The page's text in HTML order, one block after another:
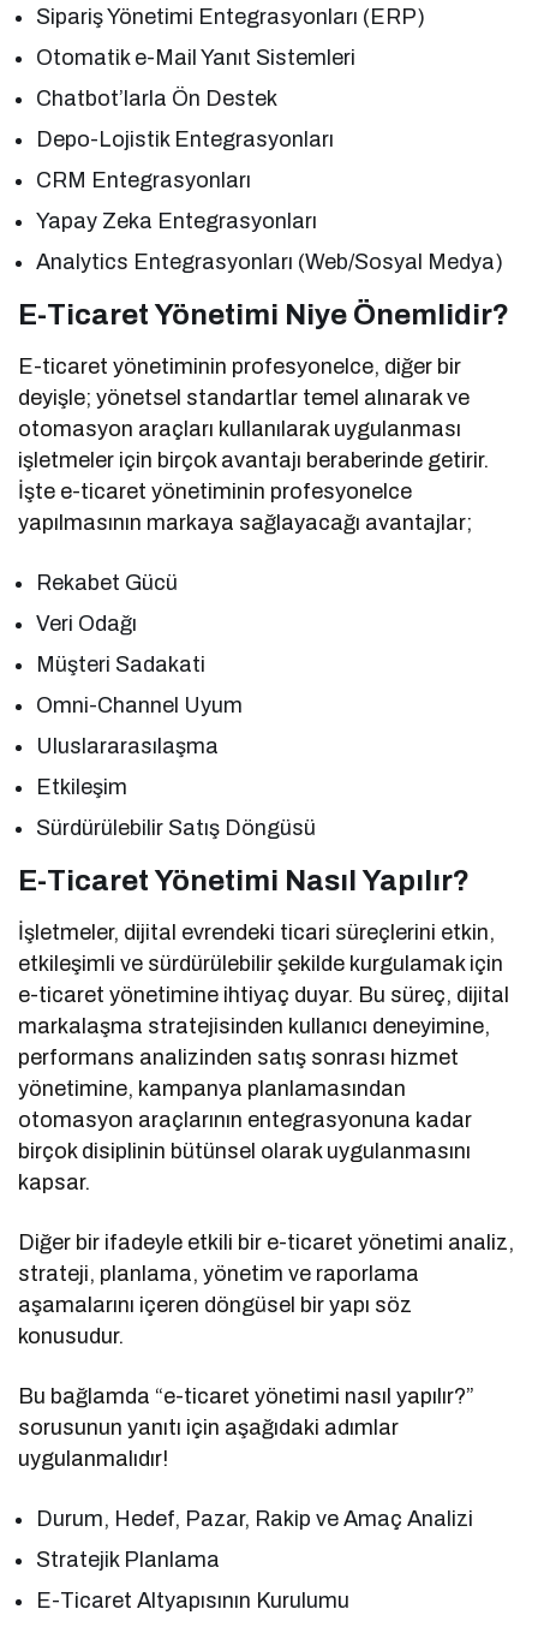
Sipariş Yönetimi Entegrasyonları (ERP)
Otomatik e-Mail Yanıt Sistemleri
Chatbot’larla Ön Destek
Depo-Lojistik Entegrasyonları
CRM Entegrasyonları
Yapay Zeka Entegrasyonları
Analytics Entegrasyonları (Web/Sosyal Medya)
E-Ticaret Yönetimi Niye Önemlidir?
E-ticaret yönetiminin profesyonelce, diğer bir
deyişle; yönetsel standartlar temel alınarak ve
otomasyon araçları kullanılarak uygulanması
işletmeler için birçok avantajı beraberinde getirir.
İşte e-ticaret yönetiminin profesyonelce
yapılmasının markaya sağlayacağı avantajlar;
Rekabet Gücü
Veri Odağı
Müşteri Sadakati
Omni-Channel Uyum
Uluslararasılaşma
Etkileşim
Sürdürülebilir Satış Döngüsü
E-Ticaret Yönetimi Nasıl Yapılır?
İşletmeler, dijital evrendeki ticari süreçlerini etkin,
etkileşimli ve sürdürülebilir şekilde kurgulamak için
e-ticaret yönetimine ihtiyaç duyar. Bu süreç, dijital
markalaşma stratejisinden kullanıcı deneyimine,
performans analizinden satış sonrası hizmet
yönetimine, kampanya planlamasından
otomasyon araçlarının entegrasyonuna kadar
birçok disiplinin bütünsel olarak uygulanmasını
kapsar.
Diğer bir ifadeyle etkili bir e-ticaret yönetimi analiz,
strateji, planlama, yönetim ve raporlama
aşamalarını içeren döngüsel bir yapı söz
konusudur.
Bu bağlamda “e-ticaret yönetimi nasıl yapılır?”
sorusunun yanıtı için aşağıdaki adımlar
uygulanmalıdır!
Durum, Hedef, Pazar, Rakip ve Amaç Analizi
Stratejik Planlama
E-Ticaret Altyapısının Kurulumu